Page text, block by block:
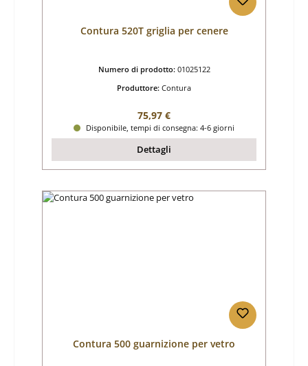
Contura 520T griglia per cenere
Numero di prodotto: 01025122
Produttore: Contura
Prezzo normale:
75,97 €
Disponibile, tempi di consegna: 4-6 giorni
Dettagli
Contura 500 guarnizione per vetro